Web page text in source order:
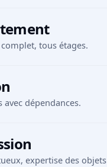
tous étages.
dépendances.
expertise des